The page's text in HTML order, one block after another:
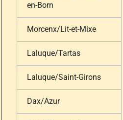
en-Born
Morcenx/Lit-et-Mixe
Laluque/Tartas
Laluque/Saint-Girons
Dax/Azur